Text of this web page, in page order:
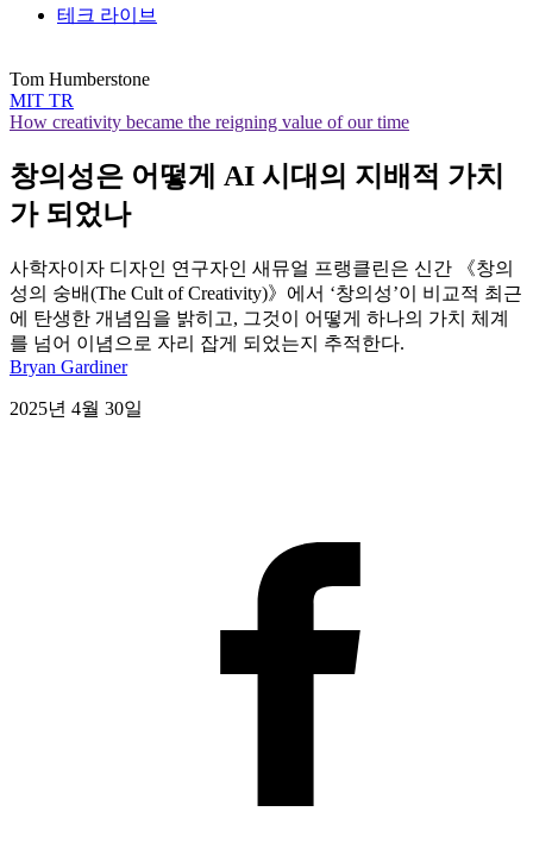
테크 라이브
Tom Humberstone
MIT TR
How creativity became the reigning value of our time
창의성은 어떻게 AI 시대의 지배적 가치
가 되었나
사학자이자 디자인 연구자인 새뮤얼 프랭클린은 신간 《창의
성의 숭배(The Cult of Creativity)》에서 ‘창의성’이 비교적 최근
에 탄생한 개념임을 밝히고, 그것이 어떻게 하나의 가치 체계
를 넘어 이념으로 자리 잡게 되었는지 추적한다.
Bryan Gardiner
2025년 4월 30일